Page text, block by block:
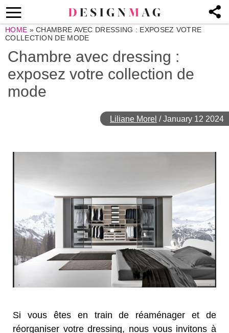
HOME »CHAMBRE AVEC DRESSING : EXPOSEZ VOTRE
COLLECTION DE MODE
Chambre avec dressing :
exposez votre collection de
mode
Liliane Morel /January 12 2024
Si vous êtes en train de réaménager et de
réorganiser votre dressing, nous vous invitons à